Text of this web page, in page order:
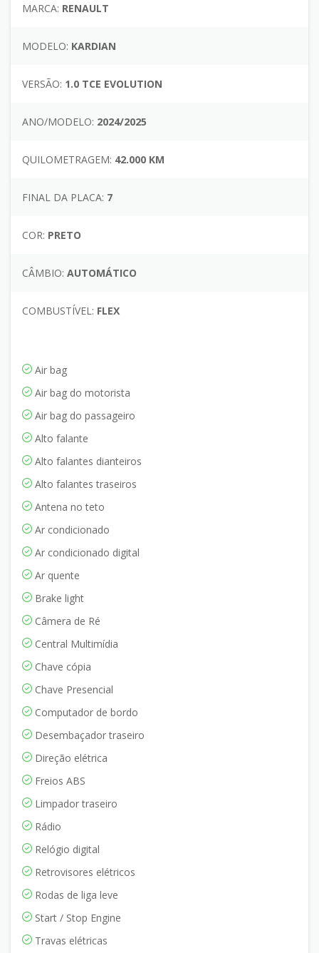
MARCA: RENAULT
MODELO: KARDIAN
VERSÃO: 1.0 TCE EVOLUTION
ANO/MODELO: 2024/2025
QUILOMETRAGEM: 42.000 KM
FINAL DA PLACA: 7
COR: PRETO
CÂMBIO: AUTOMÁTICO
COMBUSTÍVEL: FLEX
Air bag
Air bag do motorista
Air bag do passageiro
Alto falante
Alto falantes dianteiros
Alto falantes traseiros
Antena no teto
Ar condicionado
Ar condicionado digital
Ar quente
Brake light
Câmera de Ré
Central Multimídia
Chave cópia
Chave Presencial
Computador de bordo
Desembaçador traseiro
Direção elétrica
Freios ABS
Limpador traseiro
Rádio
Relógio digital
Retrovisores elétricos
Rodas de liga leve
Start / Stop Engine
Travas elétricas